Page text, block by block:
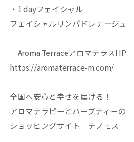
・1 dayフェイシャル
フェイシャルリンパドレナージュ
—Aroma TerraceアロマテラスHP—
https://aromaterrace-m.com/
全国へ安心と幸せを届ける！
アロマテラピーとハーブティーの
ショッピングサイト テノモス